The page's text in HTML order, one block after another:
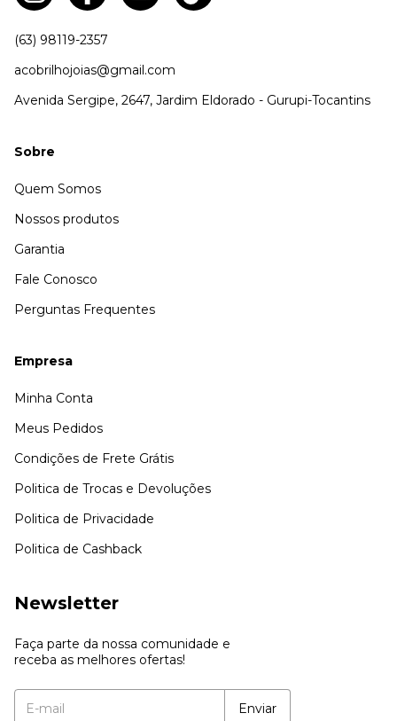
(63) 98119-2357
acobrilhojoias@gmail.com
Avenida Sergipe, 2647, Jardim Eldorado - Gurupi-Tocantins
Sobre
Quem Somos
Nossos produtos
Garantia
Fale Conosco
Perguntas Frequentes
Empresa
Minha Conta
Meus Pedidos
Condições de Frete Grátis
Politica de Trocas e Devoluções
Politica de Privacidade
Politica de Cashback
Newsletter
Faça parte da nossa comunidade e
receba as melhores ofertas!